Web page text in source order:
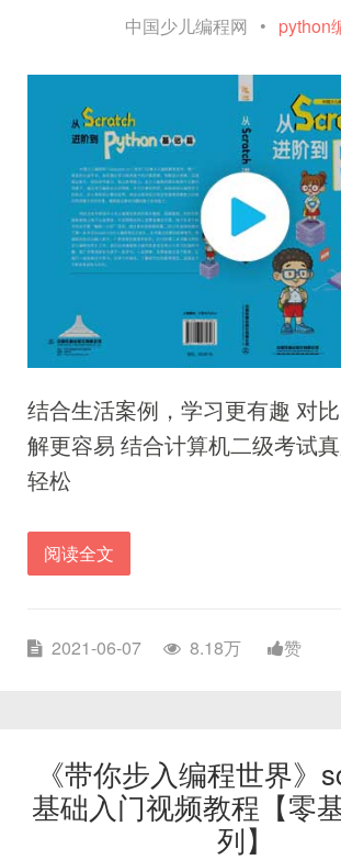
中国少儿编程网 • python
结合生活案例，学习更有趣 对
解更容易 结合计算机二级考试
轻松
阅读全文
2021-06-07 8.18万 赞
《带你步入编程世界》
基础入门视频教程【零
列】